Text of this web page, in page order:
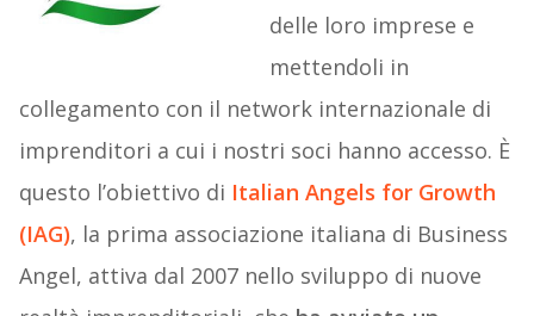
delle loro imprese e
mettendoli in
collegamento con il network internazionale di
imprenditori a cui i nostri soci hanno accesso. È
questo l’obiettivo di Italian Angels for Growth
(IAG), la prima associazione italiana di Business
Angel, attiva dal 2007 nello sviluppo di nuove